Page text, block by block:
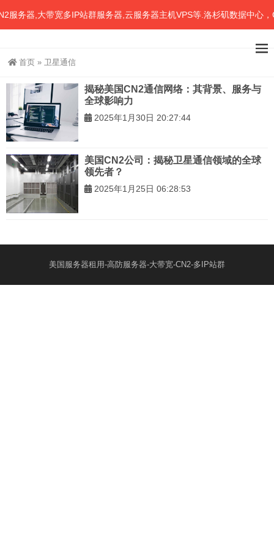
务器,大带宽多IP站群服务器,云服务器主机VPS等.洛杉矶数据中心，
首页 » 卫星通信
揭秘美国CN2通信网络：其背景、服务与
全球影响力
2025年1月30日 20:27:44
美国CN2公司：揭秘卫星通信领域的全球
领先者？
2025年1月25日 06:28:53
美国服务器租用-高防服务器-大带宽-CN2-多IP站群